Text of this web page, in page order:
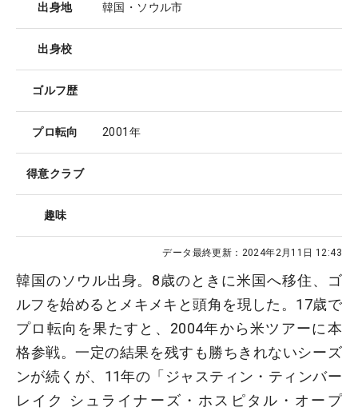
出身地 韓国・ソウル市
出身校
ゴルフ歴
プロ転向 2001年
得意クラブ
趣味
データ最終更新： 2024年2月11日 12:43
韓国のソウル出身。8歳のときに米国へ移住、ゴ
ルフを始めるとメキメキと頭角を現した。17歳で
プロ転向を果たすと、2004年から米ツアーに本
格参戦。一定の結果を残すも勝ちきれないシーズ
ンが続くが、11年の「ジャスティン・ティンバー
レイク シュライナーズ・ホスピタル・オープ